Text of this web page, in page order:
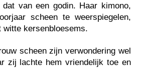
van een godin. Haar kimono,
scheen te weerspiegelen,
kersenbloesems.
scheen zijn verwondering wel
zij lachte hem vriendelijk toe en